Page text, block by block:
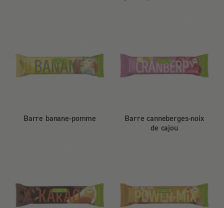
Barre banane-pomme
Barre canneberges-noix
de cajou